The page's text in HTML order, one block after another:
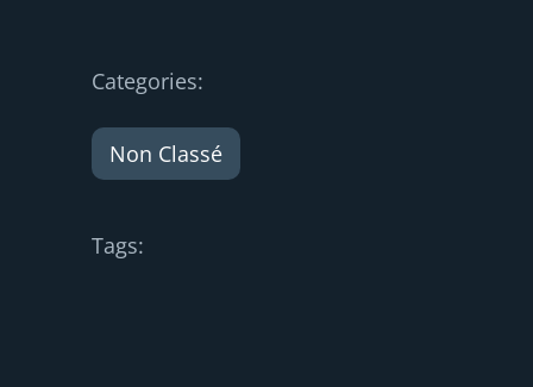
Categories:
Non Classé
Tags: